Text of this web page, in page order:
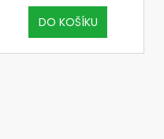
DO KOŠÍKU